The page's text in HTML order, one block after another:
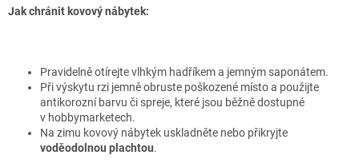
Jak chránit kovový nábytek:
Pravidelně otírejte vlhkým hadříkem a jemným saponátem.
Při výskytu rzi jemně obruste poškozené místo a použijte
antikorozní barvu či spreje, které jsou běžně dostupné
v hobbymarketech.
Na zimu kovový nábytek uskladněte nebo přikryjte
voděodolnou plachtou.